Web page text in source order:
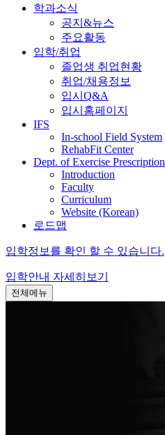
학과소식
공지&뉴스
주요활동
입학/취업
졸업생 취업현황
취업/채용정보
입시Q&A
입시홈페이지
IFS
In-school Field System
RehabFit Center
Dept. of Exercise Prescription
Introduction
Faculty
Curriculum
Website (Korean)
로드맵
입학정보를 확인 할 수 있습니다.
입학안내 자세히보기
전체메뉴